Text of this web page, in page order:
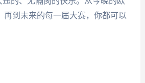
再到未来的每一届大赛，你都可以